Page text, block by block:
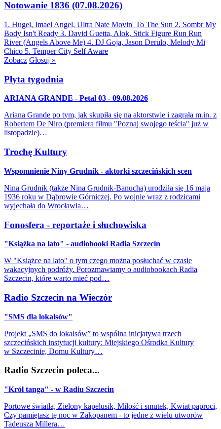
Notowanie 1836 (07.08.2026)
1. Hugel, Imael Angel, Ultra Nate Movin' To The Sun 2. Sombr My
Body Isn't Ready 3. David Guetta, Alok, Stick Figure Run Run
River (Angels Above Me) 4. DJ Goja, Jason Derulo, Melody Mi
Chico 5. Temper City Self Aware
Zobacz Głosuj »
Płyta tygodnia
ARIANA GRANDE - Petal 03 - 09.08.2026
Ariana Grande po tym, jak skupiła się na aktorstwie i zagrała m.in. z
Robertem De Niro (premiera filmu "Poznaj swojego teścia" już w
listopadzie)…
Trochę Kultury
Wspomnienie Niny Grudnik - aktorki szczecińskich scen
Nina Grudnik (także Nina Grudnik-Banucha) urodziła się 16 maja
1936 roku w Dąbrowie Górniczej. Po wojnie wraz z rodzicami
wyjechała do Wrocławia…
Fonosfera - reportaże i słuchowiska
"Książka na lato" - audiobooki Radia Szczecin
W "Książce na lato" o tym czego można posłuchać w czasie
wakacyjnych podróży. Porozmawiamy o audiobookach Radia
Szczecin, które warto mieć pod…
Radio Szczecin na Wieczór
"SMS dla lokalsów"
Projekt „SMS do lokalsów” to wspólna inicjatywa trzech
szczecińskich instytucji kultury: Miejskiego Ośrodka Kultury
w Szczecinie, Domu Kultury…
Radio Szczecin poleca...
"Król tanga" - w Radiu Szczecin
Portowe światła, Zielony kapelusik, Miłość i smutek, Kwiat paproci,
Czy pamiętasz tę noc w Zakopanem - to jedne z wielu utworów
Tadeusza Millera…